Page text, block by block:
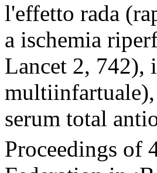
l'effetto rada
a ischemia
Lancet 2, 742),
serum total
Proceedings of